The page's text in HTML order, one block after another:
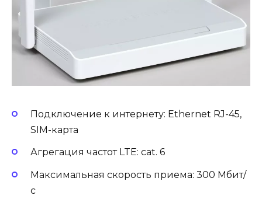
Подключение к интернету: Ethernet RJ-45,
SIM-карта
Агрегация частот LTE: cat. 6
Максимальная скорость приема: 300 Мбит/
с